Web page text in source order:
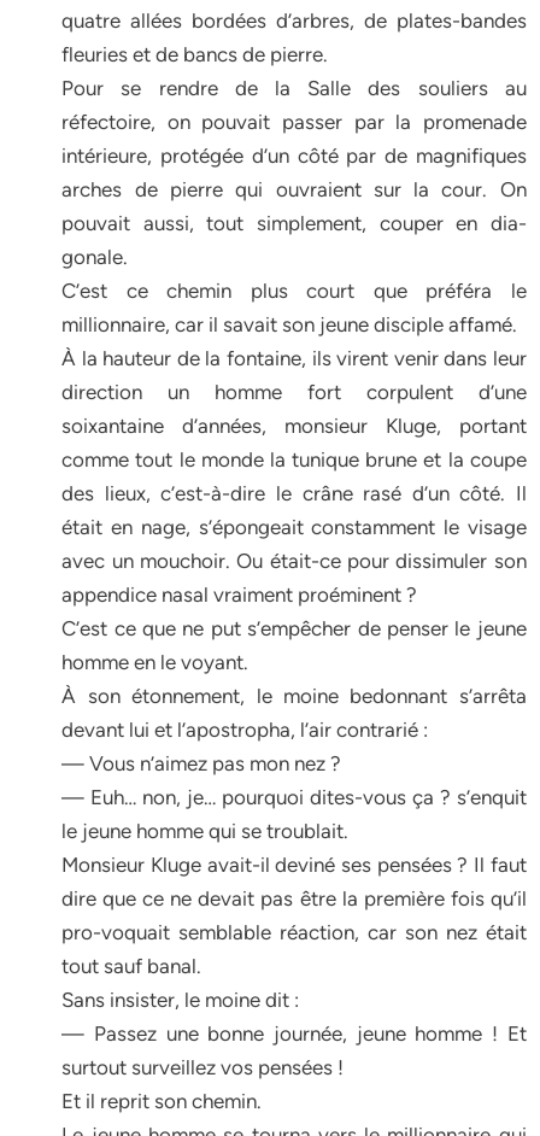
quatre allées bordées d’arbres, de plates-bandes
fleuries et de bancs de pierre.
Pour se rendre de la Salle des souliers au
réfectoire, on pouvait passer par la promenade
intérieure, protégée d’un côté par de magnifiques
arches de pierre qui ouvraient sur la cour. On
pouvait aussi, tout simplement, couper en dia-
gonale.
C’est ce chemin plus court que préféra le
millionnaire, car il savait son jeune disciple affamé.
À la hauteur de la fontaine, ils virent venir dans leur
direction un homme fort corpulent d’une
soixantaine d’années, monsieur Kluge, portant
comme tout le monde la tunique brune et la coupe
des lieux, c’est-à-dire le crâne rasé d’un côté. Il
était en nage, s’épongeait constamment le visage
avec un mouchoir. Ou était-ce pour dissimuler son
appendice nasal vraiment proéminent ?
C’est ce que ne put s’empêcher de penser le jeune
homme en le voyant.
À son étonnement, le moine bedonnant s’arrêta
devant lui et l’apostropha, l’air contrarié :
— Vous n’aimez pas mon nez ?
— Euh… non, je… pourquoi dites-vous ça ? s’enquit
le jeune homme qui se troublait.
Monsieur Kluge avait-il deviné ses pensées ? Il faut
dire que ce ne devait pas être la première fois qu’il
pro-voquait semblable réaction, car son nez était
tout sauf banal.
Sans insister, le moine dit :
— Passez une bonne journée, jeune homme ! Et
surtout surveillez vos pensées !
Et il reprit son chemin.